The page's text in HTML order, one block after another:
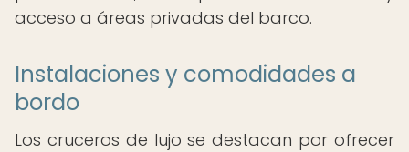
acceso a áreas privadas del barco.
Instalaciones y comodidades a
bordo
Los cruceros de lujo se destacan por ofrecer